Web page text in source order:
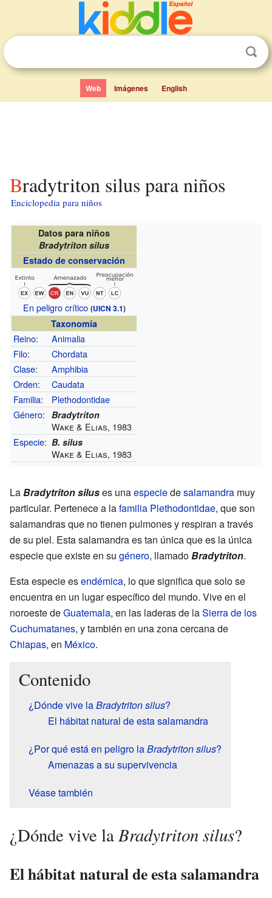
Web Imágenes English
Bradytriton silus para niños
Enciclopedia para niños
Datos para niños
Bradytriton silus
Estado de conservación
En peligro crítico (UICN 3.1)
Taxonomía
Reino:
Animalia
Filo:
Chordata
Clase:
Amphibia
Orden:
Caudata
Familia:
Plethodontidae
Género: Bradytriton
Wake & Elias, 1983
Especie: B. silus
Wake & Elias, 1983
LaBradytriton siluses unaespeciedesalamandra muy
particular. Pertenece a lafamilia Plethodontidae, que son
salamandras que no tienen pulmones y respiran a través
de su piel. Esta salamandra es tan única que es la única
especie que existe en su género, llamadoBradytriton.
Esta especie esendémica, lo que significa que solo se
encuentra en un lugar específico del mundo. Vive en el
noroeste deGuatemala, en las laderas de laSierra de los
Cuchumatanes, y también en una zona cercana de
Chiapas, en México.
Contenido
¿Dónde vive laBradytriton silus?
El hábitat natural de esta salamandra
¿Por qué está en peligro laBradytriton silus?
Amenazas a su supervivencia
Véase también
¿Dónde vive laBradytriton silus?
El hábitat natural de esta salamandra